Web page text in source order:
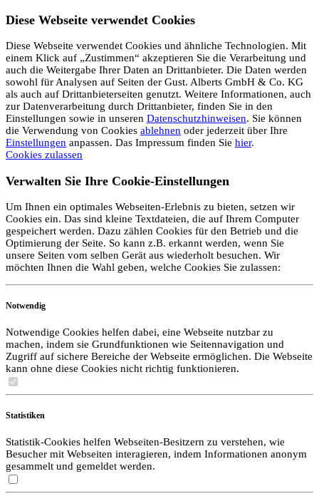
Diese Webseite verwendet Cookies
Diese Webseite verwendet Cookies und ähnliche Technologien. Mit
einem Klick auf „Zustimmen“ akzeptieren Sie die Verarbeitung und
auch die Weitergabe Ihrer Daten an Drittanbieter. Die Daten werden
sowohl für Analysen auf Seiten der Gust. Alberts GmbH & Co. KG
als auch auf Drittanbieterseiten genutzt. Weitere Informationen, auch
zur Datenverarbeitung durch Drittanbieter, finden Sie in den
Einstellungen sowie in unseren Datenschutzhinweisen. Sie können
die Verwendung von Cookies ablehnen oder jederzeit über Ihre
Einstellungen anpassen. Das Impressum finden Sie hier.
Cookies zulassen
Verwalten Sie Ihre Cookie-Einstellungen
Um Ihnen ein optimales Webseiten-Erlebnis zu bieten, setzen wir
Cookies ein. Das sind kleine Textdateien, die auf Ihrem Computer
gespeichert werden. Dazu zählen Cookies für den Betrieb und die
Optimierung der Seite. So kann z.B. erkannt werden, wenn Sie
unsere Seiten vom selben Gerät aus wiederholt besuchen. Wir
möchten Ihnen die Wahl geben, welche Cookies Sie zulassen:
Notwendig
Notwendige Cookies helfen dabei, eine Webseite nutzbar zu
machen, indem sie Grundfunktionen wie Seitennavigation und
Zugriff auf sichere Bereiche der Webseite ermöglichen. Die Webseite
kann ohne diese Cookies nicht richtig funktionieren.
Statistiken
Statistik-Cookies helfen Webseiten-Besitzern zu verstehen, wie
Besucher mit Webseiten interagieren, indem Informationen anonym
gesammelt und gemeldet werden.